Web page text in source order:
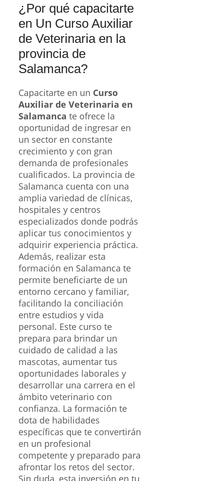
¿Por qué capacitarte
en Un Curso Auxiliar
de Veterinaria en la
provincia de
Salamanca?
Capacitarte en un Curso
Auxiliar de Veterinaria en
Salamanca te ofrece la
oportunidad de ingresar en
un sector en constante
crecimiento y con gran
demanda de profesionales
cualificados. La provincia de
Salamanca cuenta con una
amplia variedad de clínicas,
hospitales y centros
especializados donde podrás
aplicar tus conocimientos y
adquirir experiencia práctica.
Además, realizar esta
formación en Salamanca te
permite beneficiarte de un
entorno cercano y familiar,
facilitando la conciliación
entre estudios y vida
personal. Este curso te
prepara para brindar un
cuidado de calidad a las
mascotas, aumentar tus
oportunidades laborales y
desarrollar una carrera en el
ámbito veterinario con
confianza. La formación te
dota de habilidades
específicas que te convertirán
en un profesional
competente y preparado para
afrontar los retos del sector.